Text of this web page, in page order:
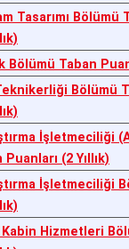
Tasarımı Bölümü
Taban
Bölümü
İşletmeciliği
(2 Yıllık)
İşletmeciliği
Kabin Hizmetleri